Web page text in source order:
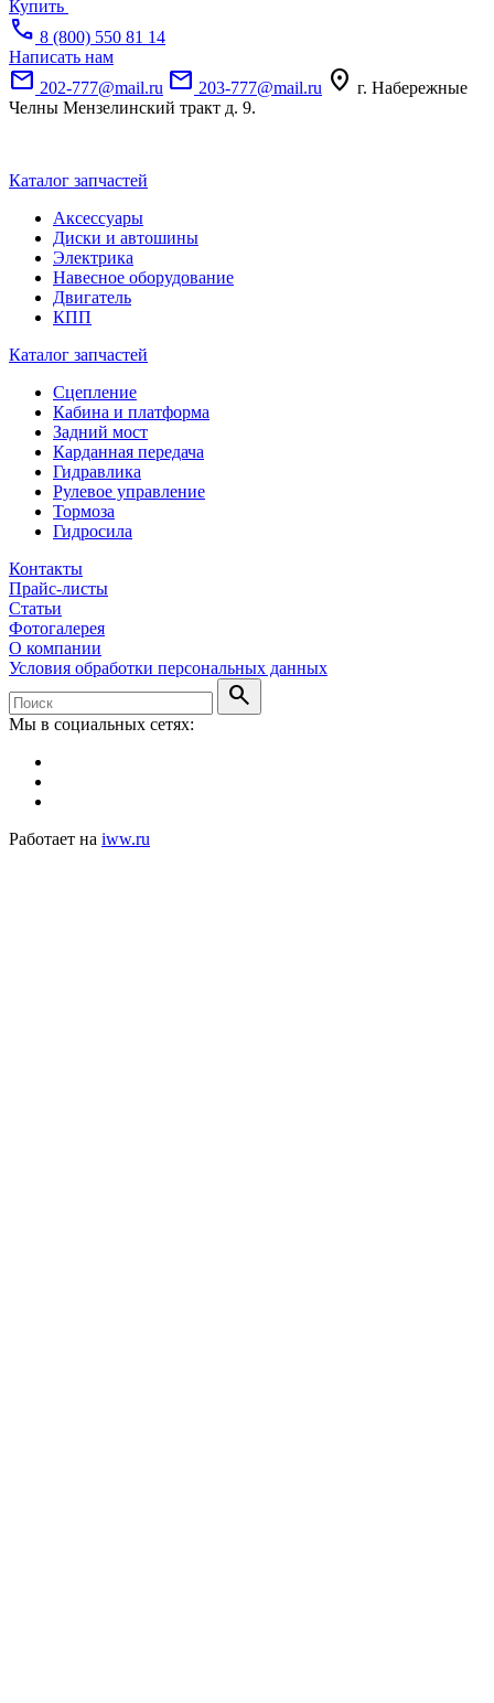
Купить
call 8 (800) 550 81 14
Написать нам
mail 202-777@mail.ru mail 203-777@mail.ru location_on г. Набережные
Челны Мензелинский тракт д. 9.
Каталог запчастей
Аксессуары
Диски и автошины
Электрика
Навесное оборудование
Двигатель
КПП
Каталог запчастей
Сцепление
Кабина и платформа
Задний мост
Карданная передача
Гидравлика
Рулевое управление
Тормоза
Гидросила
Контакты
Прайс-листы
Статьи
Фотогалерея
О компании
Условия обработки персональных данных
search
Мы в социальных сетях:
Работает на iww.ru